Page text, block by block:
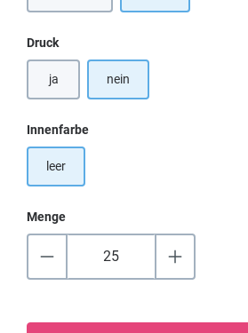
Druckauswählen
ja nein
Innenfarbeauswählen
leer
Menge